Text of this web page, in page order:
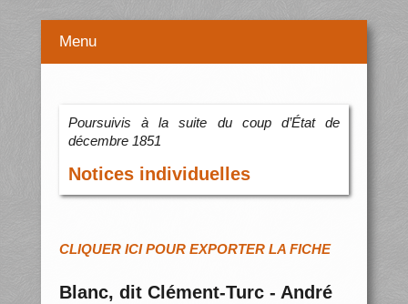
Menu
Poursuivis à la suite du coup d’État de
décembre 1851
Notices individuelles
CLIQUER ICI POUR EXPORTER LA FICHE
Blanc, dit Clément-Turc - André